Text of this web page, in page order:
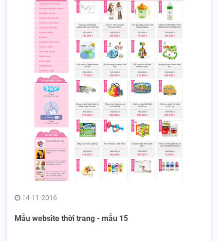
14-11-2016
Mẫu website thời trang - mẫu 15